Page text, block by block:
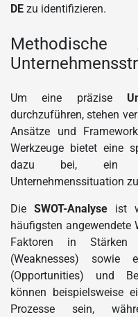
DE zu identifizieren.
Um eine präzise
durchzuführen, stehen
Ansätze und
Werkzeuge bietet eine
dazu bei, ein
Unternehmenssituation
Die SWOT-Analyseist
häufigsten angewendete
Faktoren in Stärken
(Weaknesses) sowie
(Opportunities) und
können beispielsweise
Prozesse sein,